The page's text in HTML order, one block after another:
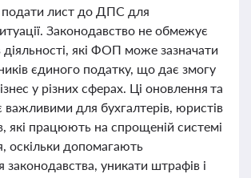
лист до ДПС для
Законодавство не обмежує
діяльності, які ФОП може зазначати
єдиного податку, що дає змогу
у різних сферах. Ці оновлення та
важливими для бухгалтерів, юристів
які працюють на спрощеній системі
оскільки допомагають
законодавства, уникати штрафів і